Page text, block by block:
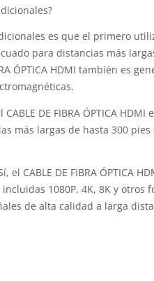
es que el primero
para distancias más
ÓPTICA HDMI también es
DE FIBRA ÓPTICA HDMI
más largas de hasta 300
el CABLE DE FIBRA ÓPTICA
1080P, 4K, 8K y otros
de alta calidad a larga